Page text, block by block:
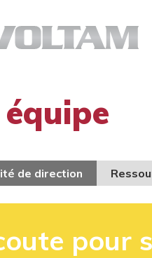
de direction
pour